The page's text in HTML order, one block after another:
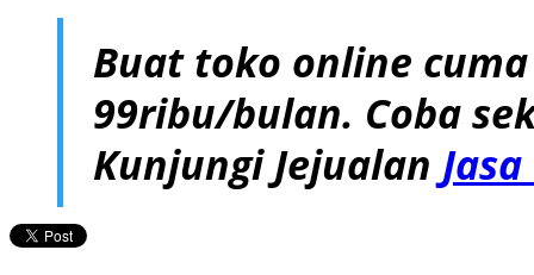
Buat toko online
99ribu/bulan. Coba
Kunjungi Jejualan